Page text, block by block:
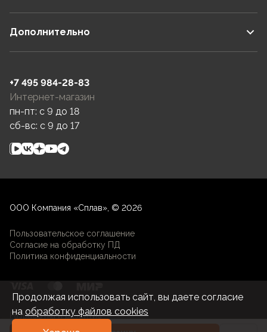
Дополнительно
+7 495 984-28-83
Интернет-магазин
пн-пт: c 9 до 18
сб-вс: c 9 до 17
ООО Компания «Сплав», © 2026
Пользовательское соглашение
Согласие на обработку ПД
Политика конфиденциальности
Разработка и развитие
Продолжая использовать сайт, вы даете согласие
на обработку файлов cookies